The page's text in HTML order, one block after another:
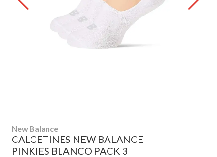
New Balance
CALCETINES NEW BALANCE
PINKIES BLANCO PACK 3